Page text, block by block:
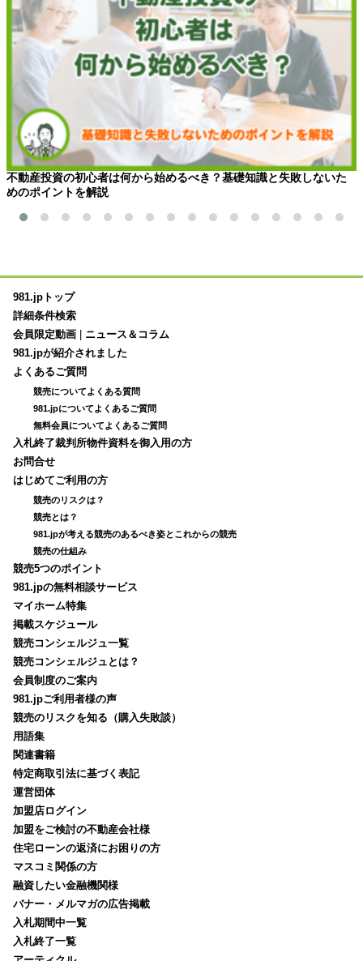
不動産投資の初心者は何から始めるべき？基礎知識と失敗しないた
めのポイントを解説
981.jpトップ
詳細条件検索
会員限定動画
ニュース＆コラム
981.jpが紹介されました
よくあるご質問
競売についてよくある質問
981.jpについてよくあるご質問
無料会員についてよくあるご質問
入札終了裁判所物件資料を御入用の方
お問合せ
はじめてご利用の方
競売のリスクは？
競売とは？
981.jpが考える競売のあるべき姿とこれからの競売
競売の仕組み
競売5つのポイント
981.jpの無料相談サービス
マイホーム特集
掲載スケジュール
競売コンシェルジュ一覧
競売コンシェルジュとは？
会員制度のご案内
981.jpご利用者様の声
競売のリスクを知る（購入失敗談）
用語集
関連書籍
特定商取引法に基づく表記
運営団体
加盟店ログイン
加盟をご検討の不動産会社様
住宅ローンの返済にお困りの方
マスコミ関係の方
融資したい金融機関様
バナー・メルマガの広告掲載
入札期間中一覧
入札終了一覧